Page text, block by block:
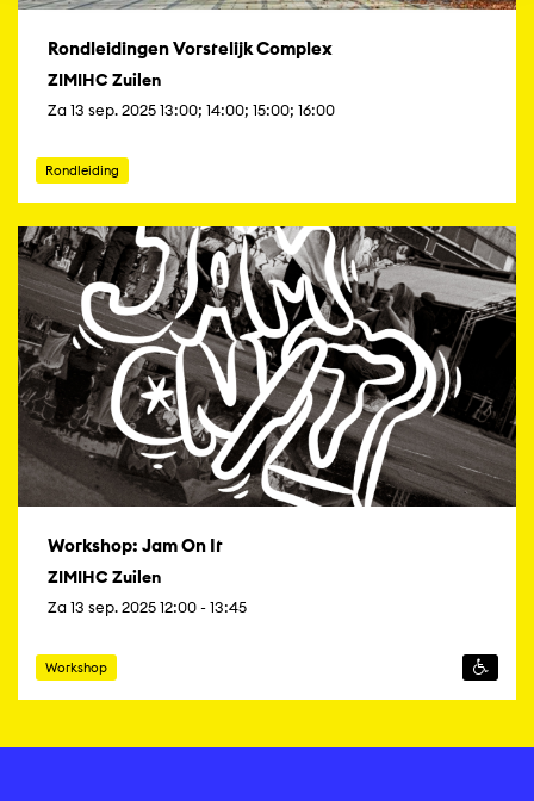
Rondleidingen Vorstelijk Complex
ZIMIHC Zuilen
Za 13 sep. 2025 13:00; 14:00; 15:00; 16:00
Rondleiding
Workshop: Jam On It
ZIMIHC Zuilen
Za 13 sep. 2025 12:00 - 13:45
Workshop